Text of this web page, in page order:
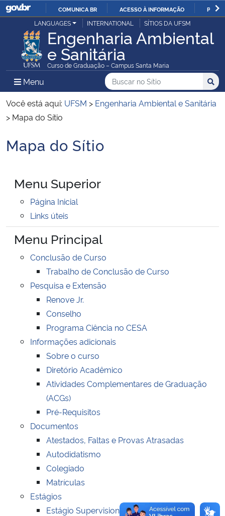
IR
PARA
O
CONTEÚDO
COMUNICA BR ACESSO À INFORMAÇÃO
Ministério da Justiça e Segurança Pública
Ministério da Defesa
Ministério das Relações Exteriores
Ministério da Infraestrutura
Ministério da Agricultura, Pecuária e Abastecimento
Ministério da Educação
Ministério da Cidadania
Ministério da Saúde
Ministério de Minas e Energia
Ministério da Ciência, Tecnologia, Inovações e Comunicações
Ministério do Meio Ambiente
Ministério do Turismo
Controladoria-Geral da União
Ministério da Mulher, da Família e dos Direitos Humanos
Secretaria-Geral
Secretaria de Governo
LANGUAGES INTERNATIONAL SÍTIOS DA UFSM
Engenharia Ambiental
e Sanitária
Curso de Graduação – Campus Santa Maria
Menu Menu Principal do Sítio
Busca
Buscar no no Sítio
Busca:
Você está aqui: UFSM > Engenharia Ambiental e Sanitária
> Mapa do Sítio
Início do conteúdo
Mapa do Sítio
Menu Superior
Página Inicial
Links úteis
Menu Principal
Conclusão de Curso
Trabalho de Conclusão de Curso
Pesquisa e Extensão
Renove Jr.
Conselho
Programa Ciência no CESA
Informações adicionais
Sobre o curso
Diretório Acadêmico
Atividades Complementares de Graduação
(ACGs)
Pré-Requisitos
Documentos
Atestados, Faltas e Provas Atrasadas
Autodidatismo
Colegiado
Matrículas
Estágios
Estágio Supervisionado Obrigatório